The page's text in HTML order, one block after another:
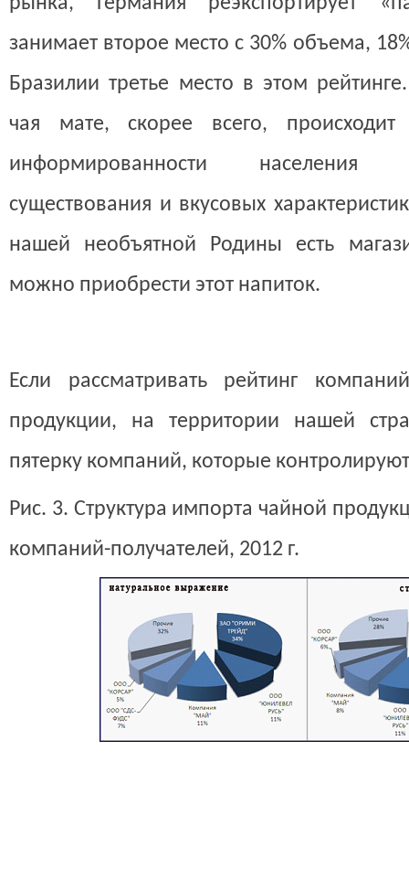
занимает второе место с 30% объема,
Бразилии третье место в этом
чая мате, скорее всего, происходит
информированности населения
существования и вкусовых
нашей необъятной Родины есть
можно приобрести этот напиток.
Если рассматривать рейтинг
продукции, на территории нашей
пятерку компаний, которые
Рис. 3. Структура импорта чайной
компаний-получателей, 2012 г.